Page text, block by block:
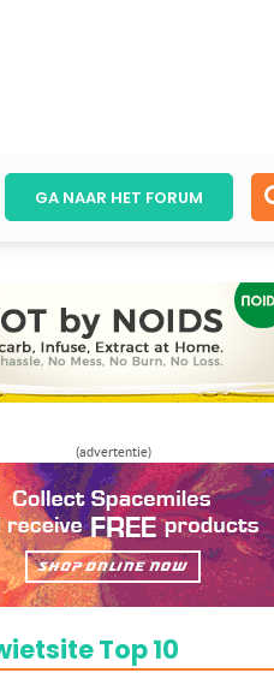
GA NAAR HET FORUM
(advertentie)
Top 10